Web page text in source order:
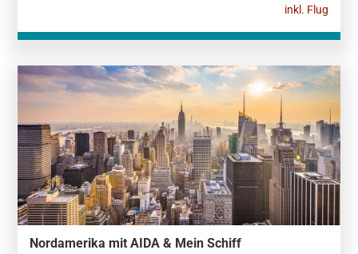
inkl. Flug
Nordamerika mit AIDA & Mein Schiff